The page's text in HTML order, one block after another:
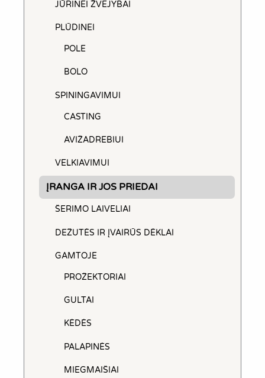
JŪRINEI ŽVEJYBAI
PLŪDINEI
POLE
BOLO
SPININGAVIMUI
CASTING
AVIŽADREBIUI
VELKIAVIMUI
ĮRANGA IR JOS PRIEDAI
ŠERIMO LAIVELIAI
DEŽUTĖS IR ĮVAIRŪS DĖKLAI
GAMTOJE
PROŽEKTORIAI
GULTAI
KĖDĖS
PALAPINĖS
MIEGMAIŠIAI